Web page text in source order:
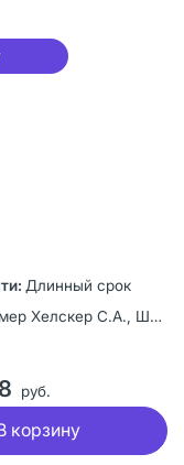
Длинный срок
ГСК Консьюмер Хелскер С.А., Швейцария
руб.
корзину